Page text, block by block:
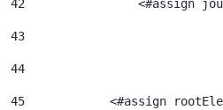
42
<#assign
43
44
45
<#assign